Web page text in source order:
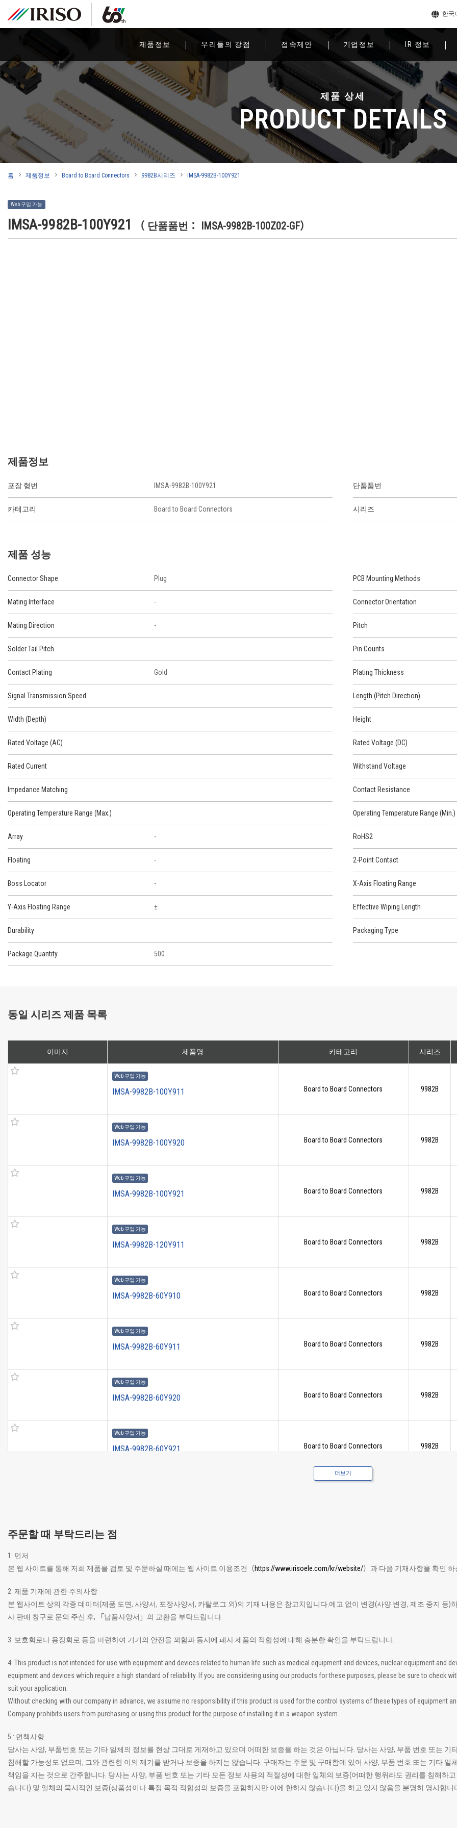
한국
제품정보 우리들의 강점 접속제안 기업정보 IR 정보
제품 상세
PRODUCT DETAILS
홈 제품정보 Board to Board Connectors 9982B시리즈 IMSA-9982B-100Y921
Web 구입 가능
IMSA-9982B-100Y921 （ 단품품번： IMSA-9982B-100Z02-GF）
제품정보
포장 형번 IMSA-9982B-100Y921 단품품번
카테고리 Board to Board Connectors 시리즈
제품 성능
Connector Shape Plug PCB Mounting Methods
Mating Interface - Connector Orientation
Mating Direction - Pitch
Solder Tail Pitch Pin Counts
Contact Plating Gold Plating Thickness
Signal Transmission Speed Length (Pitch Direction)
Width (Depth) Height
Rated Voltage (AC) Rated Voltage (DC)
Rated Current Withstand Voltage
Impedance Matching Contact Resistance
Operating Temperature Range (Max.) Operating Temperature Range (Min.)
Array - RoHS2
Floating - 2-Point Contact
Boss Locator - X-Axis Floating Range
Y-Axis Floating Range Effective Wiping Length
Durability Packaging Type
Package Quantity 500
동일 시리즈 제품 목록
이미지 제품명 카테고리 시리즈
Web 구입 가능
IMSA-9982B-100Y911 Board to Board Connectors 9982B
Web 구입 가능
IMSA-9982B-100Y920 Board to Board Connectors 9982B
Web 구입 가능
IMSA-9982B-100Y921 Board to Board Connectors 9982B
Web 구입 가능
IMSA-9982B-120Y911 Board to Board Connectors 9982B
Web 구입 가능
IMSA-9982B-60Y910 Board to Board Connectors 9982B
Web 구입 가능
IMSA-9982B-60Y911 Board to Board Connectors 9982B
Web 구입 가능
IMSA-9982B-60Y920 Board to Board Connectors 9982B
Web 구입 가능
IMSA-9982B-60Y921 Board to Board Connectors 9982B
더보기
주문할 때 부탁드리는 점
1: 먼저
본 웹 사이트를 통해 저희 제품을 검토 및 주문하실 때에는 웹 사이트 이용조건（https://www.irisoele.com/kr/website/）과 다음 기재사항을 확인
2: 제품 기재에 관한 주의사항
본 웹사이트 상의 각종 데이터(제품 도면, 사양서, 포장사양서, 카탈로그 외)의 기재 내용은 참고치입니다.예고 없이 변경(사양 변경, 제조 중지 등
사 판매 창구로 문의 주신 후, 「납품사양서」의 교환을 부탁드립니다.
3: 보호회로나 용장회로 등을 마련하여 기기의 안전을 꾀함과 동시에 폐사 제품의 적합성에 대해 충분한 확인을 부탁드립니다.
4: This product is not intended for use with equipment and devices related to human life such as medical equipment and devices, nuclear equipment and
equipment and devices which require a high standard of reliability. If you are considering using our products for these purposes, please be sure to check
suit your application.
Without checking with our company in advance, we assume no responsibility if this product is used for the control systems of these types of equipment
Company prohibits users from purchasing or using this product for the purpose of installing it in a weapon system.
5 : 면책사항
당사는 사양, 부품번호 또는 기타 일체의 정보를 현상 그대로 게재하고 있으며 어떠한 보증을 하는 것은 아닙니다. 당사는 사양, 부품 번호 또는
침해할 가능성도 없으며, 그와 관련한 이의 제기를 받거나 보증을 하지는 않습니다. 구매자는 주문 및 구매함에 있어 사양, 부품 번호 또는 기타
책임을 지는 것으로 간주합니다. 당사는 사양, 부품 번호 또는 기타 모든 정보 사용의 적절성에 대한 일체의 보증(어떠한 행위라도 권리를 침해하
습니다) 및 일체의 묵시적인 보증(상품성이나 특정 목적 적합성의 보증을 포함하지만 이에 한하지 않습니다)을 하고 있지 않음을 분명히 명시합니